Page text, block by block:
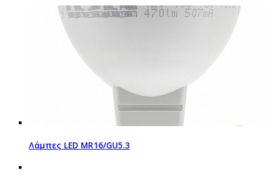
Λάμπες LED MR16/GU5.3